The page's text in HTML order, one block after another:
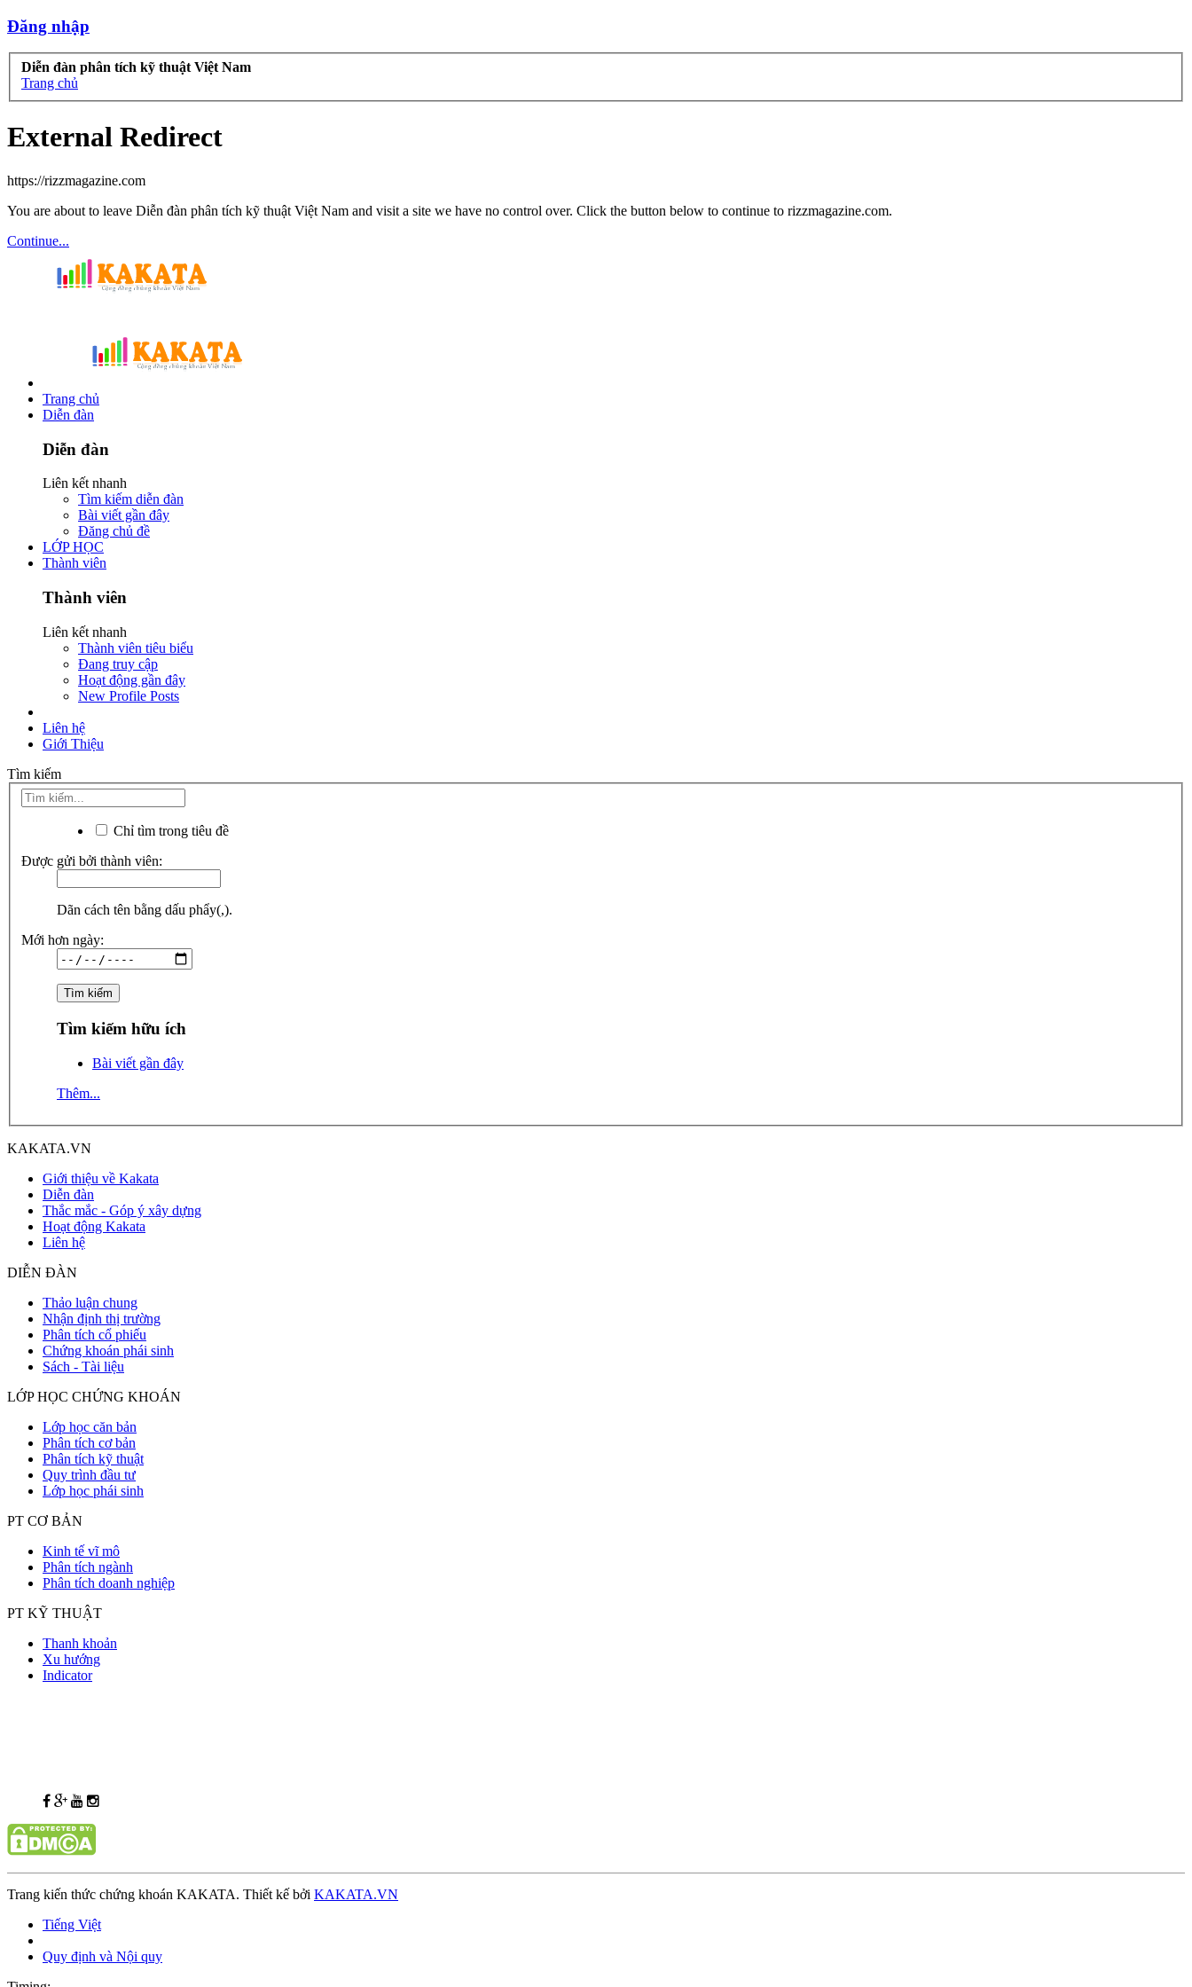
Đăng nhập
Diễn đàn phân tích kỹ thuật Việt Nam
Trang chủ
External Redirect
https://rizzmagazine.com
You are about to leave Diễn đàn phân tích kỹ thuật Việt Nam and visit a site we have no control over. Click the button below to continue to rizzmagazine.com.
Continue...
Trang chủ
Diễn đàn
Diễn đàn
Liên kết nhanh
Tìm kiếm diễn đàn
Bài viết gần đây
Đăng chủ đề
LỚP HỌC
Thành viên
Thành viên
Liên kết nhanh
Thành viên tiêu biểu
Đang truy cập
Hoạt động gần đây
New Profile Posts
Liên hệ
Giới Thiệu
Tìm kiếm
Chỉ tìm trong tiêu đề
Được gửi bởi thành viên:
Dãn cách tên bằng dấu phẩy(,).
Mới hơn ngày:
Tìm kiếm hữu ích
Bài viết gần đây
Thêm...
KAKATA.VN
Giới thiệu về Kakata
Diễn đàn
Thắc mắc - Góp ý xây dựng
Hoạt động Kakata
Liên hệ
DIỄN ĐÀN
Thảo luận chung
Nhận định thị trường
Phân tích cổ phiếu
Chứng khoán phái sinh
Sách - Tài liệu
LỚP HỌC CHỨNG KHOÁN
Lớp học căn bản
Phân tích cơ bản
Phân tích kỹ thuật
Quy trình đầu tư
Lớp học phái sinh
PT CƠ BẢN
Kinh tế vĩ mô
Phân tích ngành
Phân tích doanh nghiệp
PT KỸ THUẬT
Thanh khoản
Xu hướng
Indicator
Trang kiến thức chứng khoán KAKATA. Thiết kế bởi KAKATA.VN
Tiếng Việt
Quy định và Nội quy